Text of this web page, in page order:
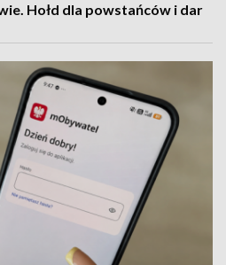
Hołd dla powstańców i dar